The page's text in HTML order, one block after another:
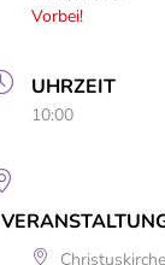
Vorbei!
UHRZEIT
10:00
Christuskirche